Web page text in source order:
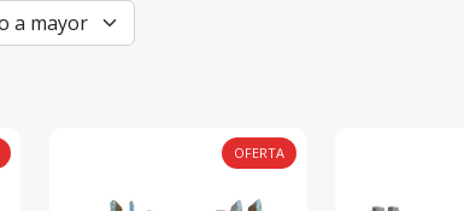
OFERTA